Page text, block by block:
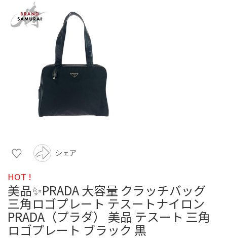
シェア
HOT !
美品✨PRADA 大容量 クラッチバッグ
三角ロゴプレート テスートナイロン
PRADA（プラダ） 美品 テスート 三角
ロゴプレート ブラック 黒